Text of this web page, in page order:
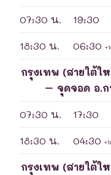
07:30 น. 19:30
18:30 น. 06:30
กรุงเทพ (สายใต้
– จุดจอด อ.
07:30 น. 17:30
18:30 น. 04:30
กรุงเทพ (สายใต้